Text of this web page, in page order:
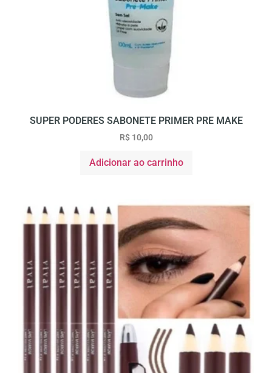
SUPER PODERES SABONETE PRIMER PRE MAKE
R$10,00
Adicionar ao carrinho